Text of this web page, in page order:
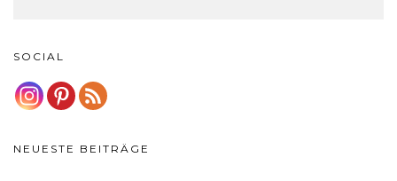
SOCIAL
NEUESTE BEITRÄGE